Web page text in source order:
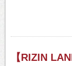
【RIZIN